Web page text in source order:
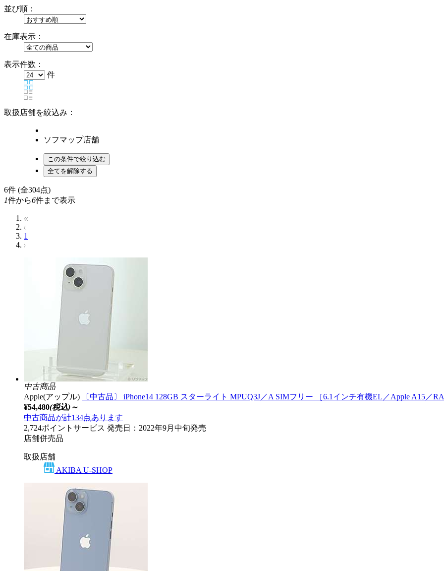
並び順：
在庫表示：
表示件数：
件
取扱店舗を絞込み：
ソフマップ店舗
6件 (全304点)
1件から6件まで表示
1
中古商品
Apple(アップル)
〔中古品〕 iPhone14 128GB スターライト MPUQ3J／A SIMフリー ［6.1インチ有機EL／Apple A15／
¥54,480(税込)～
中古商品が計134点あります
2,724ポイントサービス 発売日：2022年9月中旬発売
店舗併売品
取扱店舗
AKIBA U-SHOP